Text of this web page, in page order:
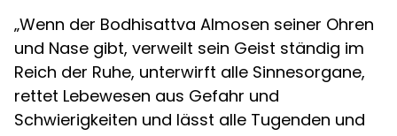
„Wenn der Bodhisattva Almosen seiner Ohren
und Nase gibt, verweilt sein Geist ständig im
Reich der Ruhe, unterwirft alle Sinnesorgane,
rettet Lebewesen aus Gefahr und
Schwierigkeiten und lässt alle Tugenden und